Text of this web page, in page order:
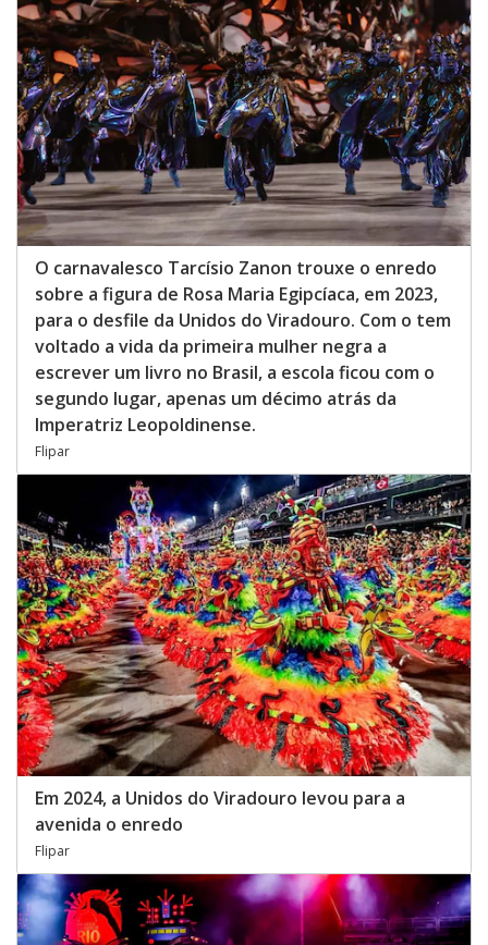
O carnavalesco Tarcísio Zanon trouxe o enredo
sobre a figura de Rosa Maria Egipcíaca, em 2023,
para o desfile da Unidos do Viradouro. Com o tem
voltado a vida da primeira mulher negra a
escrever um livro no Brasil, a escola ficou com o
segundo lugar, apenas um décimo atrás da
Imperatriz Leopoldinense.
Flipar
Em 2024, a Unidos do Viradouro levou para a
avenida o enredo
Flipar